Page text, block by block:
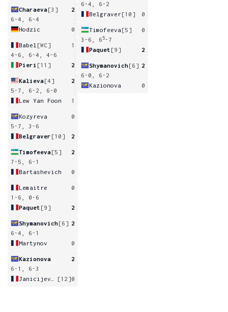
Charaeva[3]
2
6-4, 6-4
Hodzic
0
Babel [WC]
1
4-6, 6-4, 4-6
Pieri [11] 2
Kalieva[4]
2
5-7, 6-2, 6-0
Lew Yan Foon
1
Kozyreva
0
5-7, 3-6
Belgraver [10] 2
Timofeeva[5]
2
7-5, 6-1
Bartashevich
0
Lemaitre
0
1-6, 0-6
Paquet [9] 2
Shymanovich[6] 2
6-4, 6-1
Martynov
0
Kazionova
2
6-1, 6-3
[12]0
6-4, 6-2
Belgraver[10] 0
Timofeeva [5]
0
3-6, 6 5-7
Paquet [9] 2
Shymanovich[6] 2
6-0, 6-2
Kazionova
0